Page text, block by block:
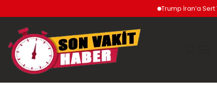
Trump İran’a Sert